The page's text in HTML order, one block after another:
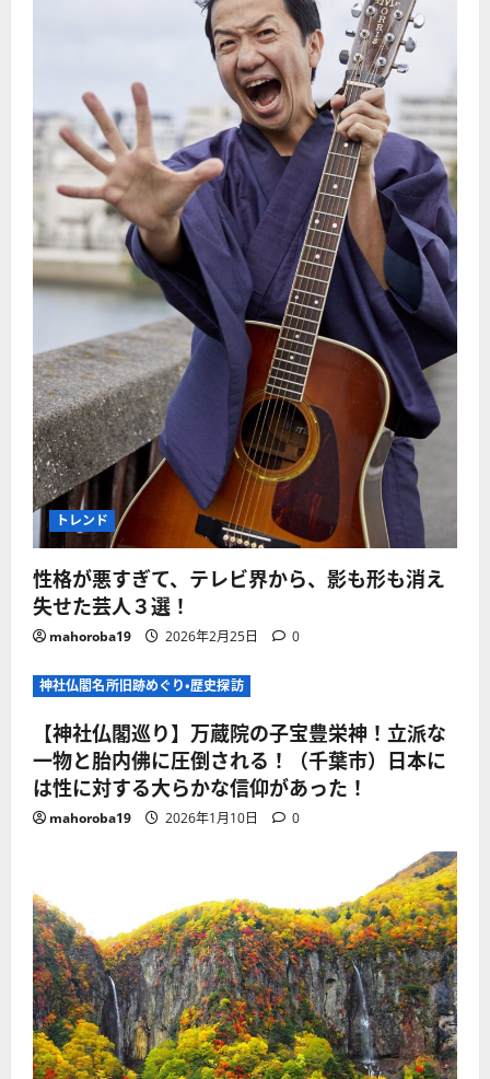
トレンド
性格が悪すぎて、テレビ界から、影も形も消え
失せた芸人３選！
mahoroba19 2026年2月25日 0
神社仏閣名所旧跡めぐり・歴史探訪
【神社仏閣巡り】万蔵院の子宝豊栄神！立派な
一物と胎内佛に圧倒される！（千葉市）日本に
は性に対する大らかな信仰があった！
mahoroba19 2026年1月10日 0